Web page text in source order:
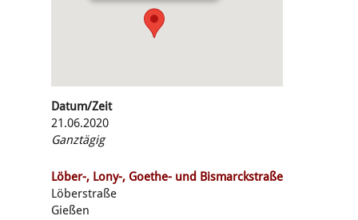
Datum/Zeit
21.06.2020
Ganztägig
Löber-, Lony-, Goethe- und Bismarckstraße
Löberstraße
Gießen